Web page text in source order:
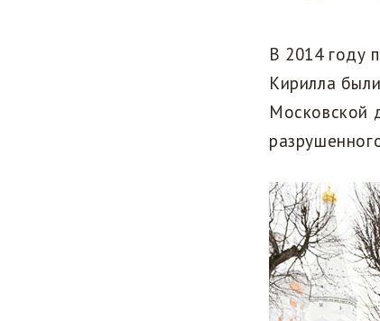
В 2014 году
Кирилла
Московской